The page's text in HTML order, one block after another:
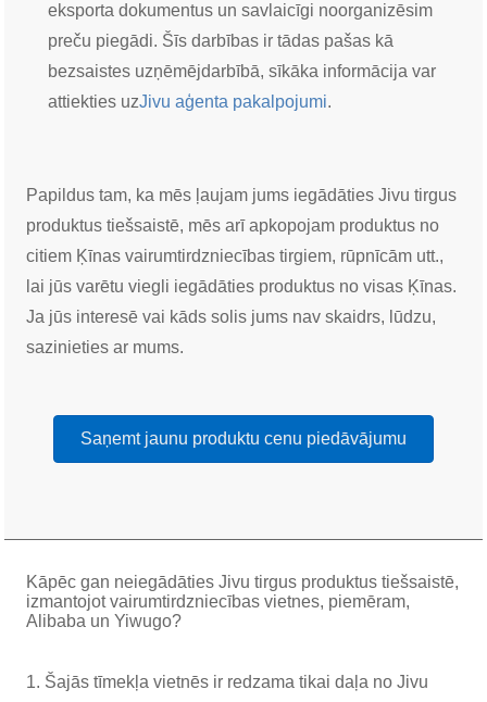
eksporta dokumentus un savlaicīgi noorganizēsim
preču piegādi. Šīs darbības ir tādas pašas kā
bezsaistes uzņēmējdarbībā, sīkāka informācija var
attiekties uzJivu aģenta pakalpojumi.
Papildus tam, ka mēs ļaujam jums iegādāties Jivu tirgus
produktus tiešsaistē, mēs arī apkopojam produktus no
citiem Ķīnas vairumtirdzniecības tirgiem, rūpnīcām utt.,
lai jūs varētu viegli iegādāties produktus no visas Ķīnas.
Ja jūs interesē vai kāds solis jums nav skaidrs, lūdzu,
sazinieties ar mums.
Saņemt jaunu produktu cenu piedāvājumu
Kāpēc gan neiegādāties Jivu tirgus produktus tiešsaistē,
izmantojot vairumtirdzniecības vietnes, piemēram,
Alibaba un Yiwugo?
1. Šajās tīmekļa vietnēs ir redzama tikai daļa no Jivu